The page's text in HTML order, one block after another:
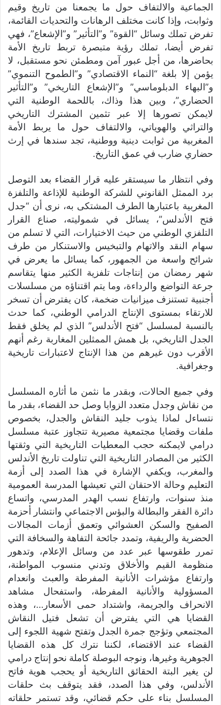
الجماعية والالتفاف حول ما يجمعنا من تاريخ وقيم
وثوابت، وإذا كانت مختلف الرهانات والتحديات القائمة،
تفرض تملك وسائل “القوة” و”التأثير” و”الإشعاع”، فهي
تفرض أيضا، تملك رؤية متبصرة تربط تاريخ الأمة
بحاضرها، من أجل عبور آمن ومطمئن نحو مستقبل، لا
يؤمن إلا بلغة “النماء الاقتصادي” و”الطموح التنموي”
و”البهاء الدبلوماسي” و”الإشعاع التاريخي” و”التأثير
الحضاري”، وبين هذا وذاك، باللحمة الوطنية التي
لايمكن تصورها إلا عبر تثمين المشترك التاريخي
والتراثي والهوياتي، والالتفاف حول ما يربط الأمة
المغربية من ثوابت دينية ووطنية، تجد سندها في إرث
حضاري ضارب في عمق التاريخ.
وفي انتظار ما سيستقر عليه قرار القضاء بعد التوصل
برد الممثل القانوني للشركة الوطنية للإذاعة والتلفزة
المغربية باعتبارها الطرف المشتكى به، نرى أن “جدل
فتح الأندلس”، يسائل في شموليته، صناع القرار
التلفزي الوطني من حيث الاختيارات، التي لا تسلم من
سهام النقد والاتهام والتبخيس والاستنكار من طرف
شرائح واسعة من الجمهور، كما يسائل ما يعرض في
شهر رمضان من إنتاجات تلفزية الكثير منها يتقاسم
جرعة التواضع والرداءة، وما يتم اقتناؤه من مسلسلات
أجنبية تستنزف ميزانيات ضخمة، كان يفترض أن تسخر
للارتقاء بمستوى الإنتاج الدرامي الوطني، كما حدث
بالنسبة لمسلسل “فتح الأندلس” الذي لم يخلق فقط
الجدل التاريخي، بل همش الممثلين المغاربة رغم أنهم
الأقرب دون غيرهم من هذا الإنتاج لاعتبارات تاريخية
وجغرافية.
وفي جميع الحالات، وبقدر ما نثمن ما أثاره المسلسل
من نقاش وجدل متعدد الزوايا وصل حد القضاء، بقدر ما
نتساءل لماذا يذوب جليد النقاش والجدل، بخصوص
ملفات وقضايا مجتمعية مصيرية تتجاوز عتبة مسلسل
درامي لايمكنه حجب المعطيات التاريخية التي وثقتها
الكثير من المصادر التاريخية التي تناولت تاريخ الأندلس
والمغرب، ويكفي الإشارة في هذا الصدد إلى أزمة
التعليم وحالة الاحتقان التي تعيشها المدرسة العمومية
منذ سنوات، وارتفاع نسب الهدر المدرسي، واتساع
دائرة الفقر والبطالة والبؤس الاجتماعي وانتشار أحزمة
الصفيح والسكن العشوائي وتعمق أزمات المجالات
الحضرية والريفية، وتمدد جائحة التفاهة والسخافة التي
تمرر طقوسها عبر عدد من وسائل الإعلام، وتدهور
منظومة القيم والأخلاق وتدني منسوب المواطنة،
وارتفاع مؤشرات الأنانية المفرطة والعبث وانعدام
المسؤولية والأنانية المفرطة، واستفحال مشاهد
الانحراف والجريمة، واشتداد حمى الأسعار…، وهذه
القضايا هي التي يفترض أن تشعل فتيل النقاش
المجتمعي وتؤجج جمرة الجدل وتفتح شهية اللجوء إلى
القضاء عند الاقتضاء، لكننا نترك كل هذه القضايا
الجوهرية وغيرها، ونوجه البوصلة كاملة نحو إنتاج درامي
لن يغير البتة الحقائق التاريخية أو يحجب هوية فاتح
الأندلس، وفي هذا الصدد، فقد يتوقف بث حلقات
المسلسل بناء على حكم قضائي، وقد تستمر حلقاته